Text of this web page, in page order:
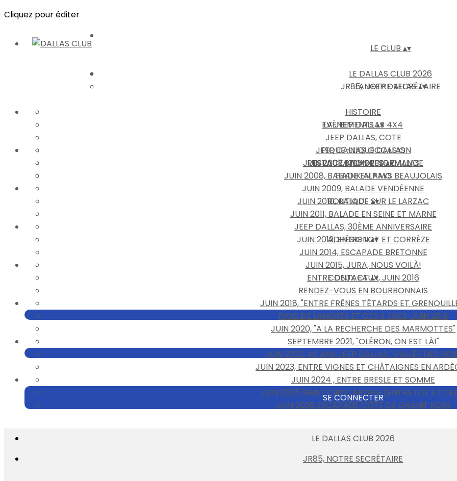
Cliquez pour éditer
LE CLUB ▴▾
LE DALLAS CLUB 2026
JR85, NOTRE SECRÉTAIRE
LA JEEP DALLAS▴▾
HISTOIRE
LA JEEP DALLAS 4X4
JEEP DALLAS, COTE
JEEP DALLAS OCCASION
RESTAURATION JEEP DALLAS
FRANK ALAMO
EVÈNEMENTS▴▾
PIQUE-NIQUE DALLAS
JUIN 2007,BALADE NORMANDE
JUIN 2008, BALADE EN PAYS BEAUJOLAIS
JUIN 2009, BALADE VENDÉENNE
JUIN 2010, BALADE SUR LE LARZAC
JUIN 2011, BALADE EN SEINE ET MARNE
JEEP DALLAS, 30ÈME ANNIVERSAIRE
JUIN 2013, ENTRE LOT ET CORRÈZE
JUIN 2014, ESCAPADE BRETONNE
JUIN 2015, JURA, NOUS VOILÀ!
ENTRE DEUX EAUX, JUIN 2016
RENDEZ-VOUS EN BOURBONNAIS
JUIN 2018, "ENTRE FRÊNES TÊTARDS ET
PAYS DE LANGRES ET DES 4 LACS, JUIN 2019
JUIN 2020, "A LA RECHERCHE DES MARMOTTES"
SEPTEMBRE 2021, "OLÉRON, ON EST LÀ!"
JUIN 2022, 40 ANS JEEP DALLAS, "VALLÉE DES
JUIN 2023, ENTRE VIGNES ET CHÂTAIGNES EN
JUIN 2024 , ENTRE BRESLE ET SOMME
JUIN 2025 SAINT CIRQ LAPOPIE (ENTRE LOT ET
JUIN 2026 ESCAPADE CÔTE DE GRANIT ROSE
ESPACE MEMBRES▴▾
BOUTIQUE ▴▾
ADHÉSION▴▾
CONTACT▴▾
SE CONNECTER
LE DALLAS CLUB 2026
JR85, NOTRE SECRÉTAIRE